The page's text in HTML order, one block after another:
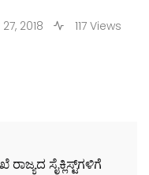
2018 117 Views
ಸೈಕ್ಲಿಸ್ಟ್‌ಗಳಿಗೆ